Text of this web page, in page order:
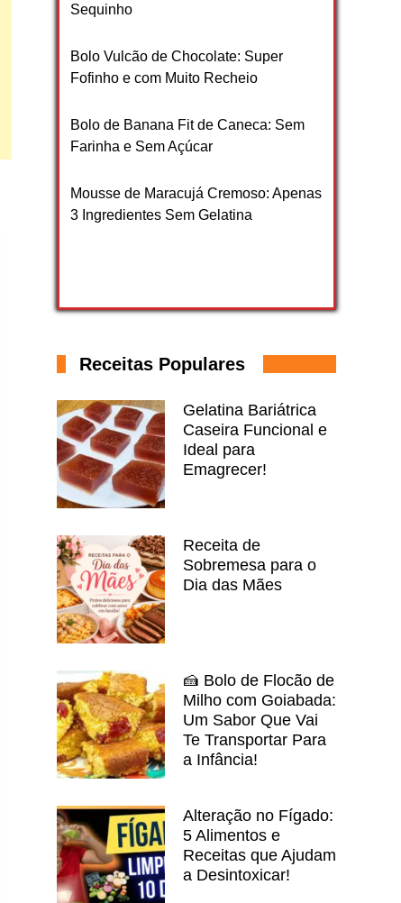
Sequinho
Bolo Vulcão de Chocolate: Super
Fofinho e com Muito Recheio
Bolo de Banana Fit de Caneca: Sem
Farinha e Sem Açúcar
Mousse de Maracujá Cremoso: Apenas
3 Ingredientes Sem Gelatina
Receitas Populares
Gelatina Bariátrica
Caseira Funcional e
Ideal para
Emagrecer!
Receita de
Sobremesa para o
Dia das Mães
🍰 Bolo de Flocão de
Milho com Goiabada:
Um Sabor Que Vai
Te Transportar Para
a Infância!
Alteração no Fígado:
5 Alimentos e
Receitas que Ajudam
a Desintoxicar!